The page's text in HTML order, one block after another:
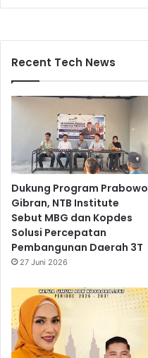
Recent Tech News
Dukung Program Prabowo
Gibran, NTB Institute
Sebut MBG dan Kopdes
Solusi Percepatan
Pembangunan Daerah 3T
27 Juni 2026